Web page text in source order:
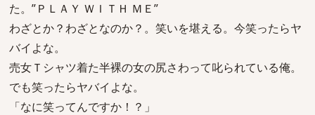
た。”ＰＬＡＹ ＷＩＴＨ ＭＥ”
わざとか？わざとなのか？。笑いを堪える。今笑ったらヤ
バイよな。
売女Ｔシャツ着た半裸の女の尻さわって叱られている俺。
でも笑ったらヤバイよな。
「なに笑ってんですか！？」